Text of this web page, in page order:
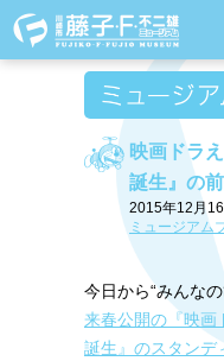
映画ドラ
誕生』の
2015年12月
ミュージアム
今日から“みんな
来春公開の『映画
誕生』のスタンデ